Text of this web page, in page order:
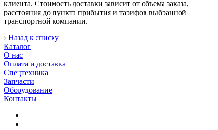
клиента. Стоимость доставки зависит от объема заказа,
расстояния до пункта прибытия и тарифов выбранной
транспортной компании.
Назад к списку
Каталог
О нас
Оплата и доставка
Спецтехника
Запчасти
Оборудование
Контакты